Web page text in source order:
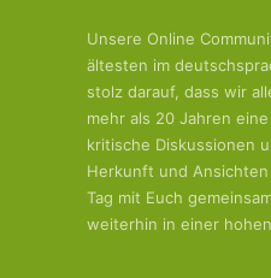
Unsere Online
ältesten im
stolz darauf, dass wir
mehr als 20 Jahren
kritische Diskussionen
Herkunft und
Tag mit Euch
weiterhin in einer